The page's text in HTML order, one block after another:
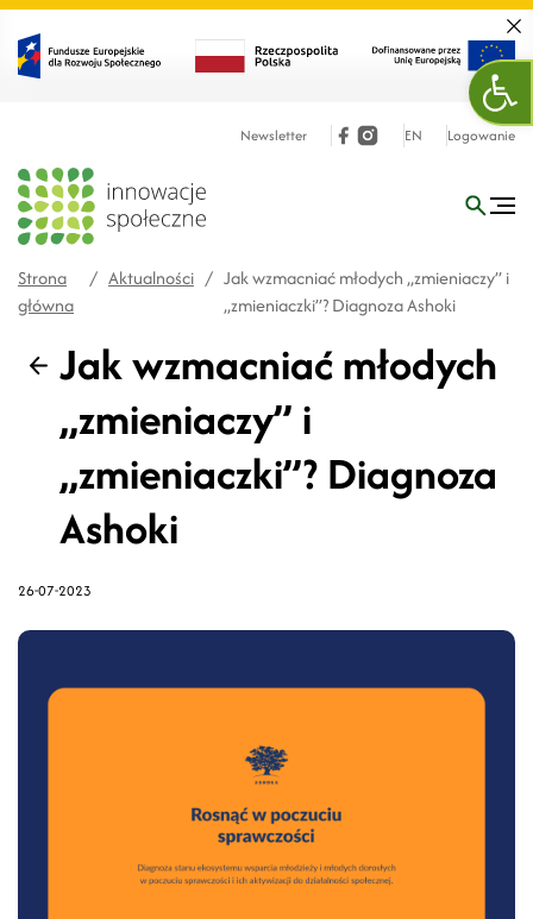
Newsletter EN Logowanie
Strona
główna
/ Aktualności / Jak wzmacniać młodych „zmieniaczy” i
„zmieniaczki”? Diagnoza Ashoki
Wstecz
Jak wzmacniać młodych
„zmieniaczy” i
„zmieniaczki”? Diagnoza
Ashoki
26-07-2023